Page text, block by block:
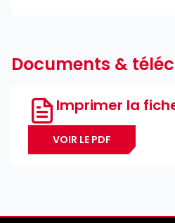
Documents &
Imprimer la
VOIR LE PDF